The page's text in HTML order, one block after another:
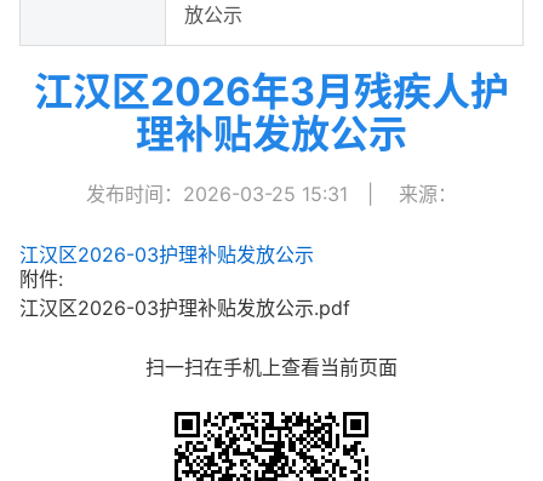
放公示
江汉区2026年3月残疾人护
理补贴发放公示
发布时间：2026-03-25 15:31 来源：
江汉区2026-03护理补贴发放公示
附件:
江汉区2026-03护理补贴发放公示.pdf
扫一扫在手机上查看当前页面